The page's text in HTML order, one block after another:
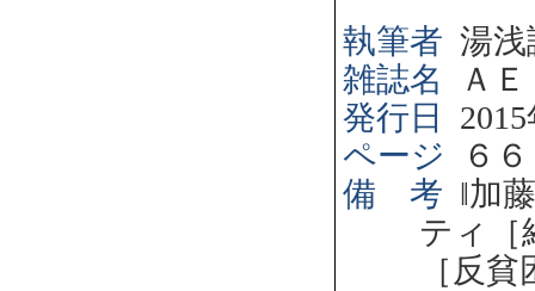
執筆者 湯浅
雑誌名
Ａ
発行日
2015
ページ
６
備 考 ‖加
ティ［
［反